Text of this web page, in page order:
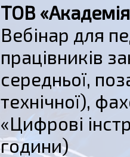
ТОВ
Вебінар для
працівників
середньої,
технічної),
«Цифрові
години)